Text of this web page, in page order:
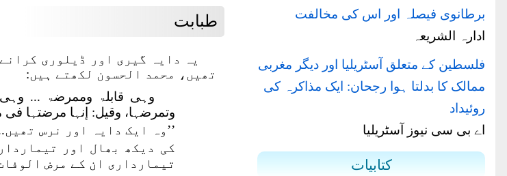
طبابت
یہ دایہ گیری اور ڈیلوری
تھیں، محمد الحسون لکھتے ہیں:
وہی قابلۃ وممرضۃ ... وہی
وتمرضہا، وقیل: إنہا مرضتہا فی
’’وہ ایک دایہ اور نرس
کی دیکھ بھال اور
تیمارداری ان کے مرض
برطانوی فیصلہ اور اس کی مخالفت
ادارہ الشریعہ
فلسطین کے متعلق آسٹریلیا اور دیگر مغربی
ممالک کا بدلتا ہوا رجحان: ایک مذاکرہ کی
روئیداد
اے بی سی نیوز آسٹریلیا
کتابیات